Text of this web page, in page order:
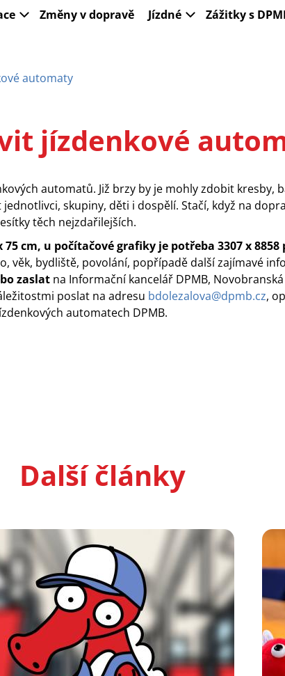
Změny v dopravě Jízdné Zážitky s
automaty
jízdenkové
automatů. Již brzy by je mohly zdobit kresby,
skupiny, děti i dospělí. Stačí, když na
těch nejzdařilejších.
cm, u počítačové grafiky je potřeba 3307 x 8858
věk, bydliště, povolání, popřípadě další zajímavé
zaslat na Informační kancelář DPMB,
poslat na adresu bdolezalova@dpmb.cz,
automatech DPMB.
Další články